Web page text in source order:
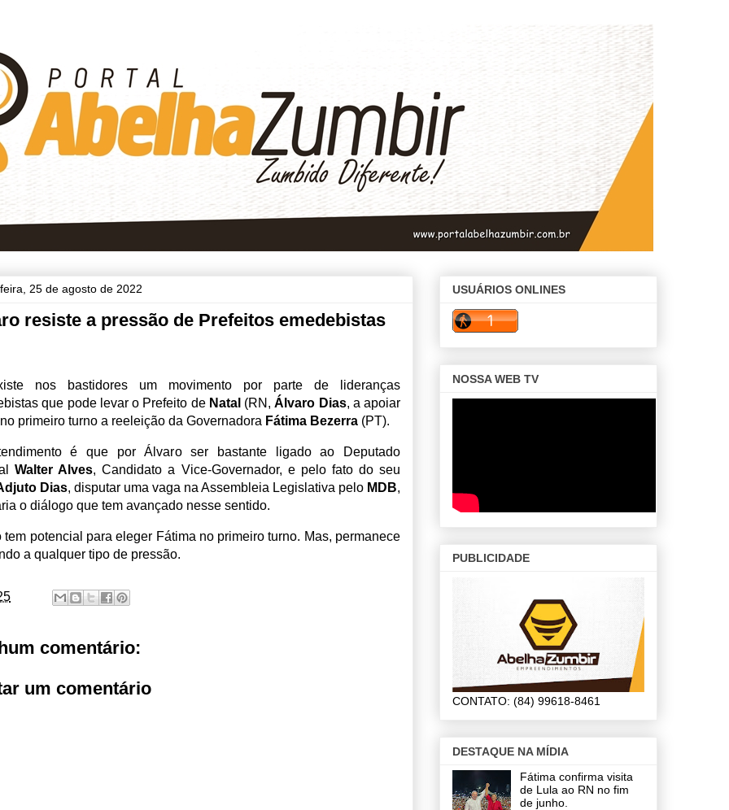
25 de agosto de 2022
resiste a pressão de Prefeitos emedebistas
nos bastidores um movimento por parte de lideranças
que pode levar o Prefeito de Natal (RN,Álvaro Dias, a apoiar
primeiro turno a reeleição da Governadora Fátima Bezerra (PT).
é que por Álvaro ser bastante ligado ao Deputado
Walter Alves, Candidato a Vice-Governador, e pelo fato do seu
Dias, disputar uma vaga na Assembleia Legislativa pelo MDB,
o diálogo que tem avançado nesse sentido.
tem potencial para eleger Fátima no primeiro turno. Mas, permanece
a qualquer tipo de pressão.
comentário:
um comentário
USUÁRIOS ONLINES
NOSSA WEB TV
PUBLICIDADE
CONTATO: (84) 99618-8461
DESTAQUE NA MÍDIA
Fátima confirma visita
de Lula ao RN no fim
de junho.